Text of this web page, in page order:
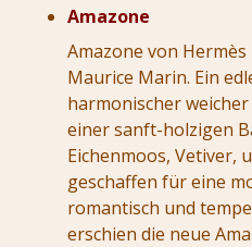
Amazone
Amazone von
Maurice Marin. Ein
harmonischer
einer sanft-holzigen
Eichenmoos, Vetiver,
geschaffen für eine
romantisch und
erschien die neue